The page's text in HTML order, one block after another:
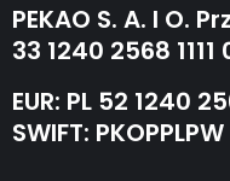
PEKAO S. A. I O.
33 1240 2568
EUR: PL 52 1240
SWIFT: PKOPPLPW